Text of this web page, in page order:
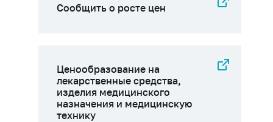
Сообщить о росте цен
Ценообразование на
лекарственные средства,
изделия медицинского
назначения и медицинскую
технику